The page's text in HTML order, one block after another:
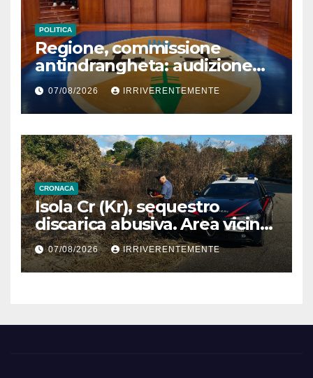
POLITICA
Regione, commissione
antindrangheta: audizione
Rodi Morabito. Coraggio
denuncia e vicinanza
istituzioni
07/08/2026 IRRIVERENTEMENTE
CRONACA
Isola Cr (Kr), sequestro
discarica abusiva. Area vicina
a centro abitato
07/08/2026 IRRIVERENTEMENTE